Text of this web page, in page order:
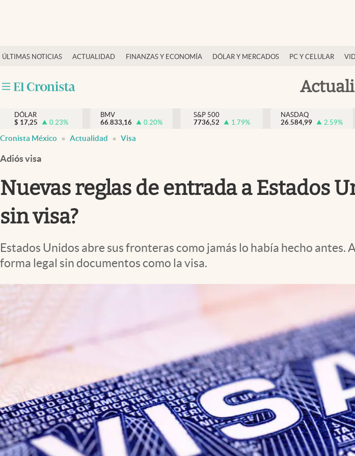
ÚLTIMAS NOTICIAS ACTUALIDAD FINANZAS Y ECONOMÍA DÓLAR Y MERCADOS PC Y CELULAR
Actualidad
Internacionales
Opinión
Brand Strategy
Vida y estilo
Tv
Espiritualidad
DÓLAR
$ 17,25 0.23%
BMV
66.833,16
0.20%
S&P 500
7736,52
1.79%
NASDAQ
26.584,99
2.59%
Cronista México Actualidad Visa
Adiós visa
Nuevas reglas de entrada a Estados
sin visa?
Estados Unidos abre sus fronteras como jamás lo había hecho
forma legal sin documentos como la visa.